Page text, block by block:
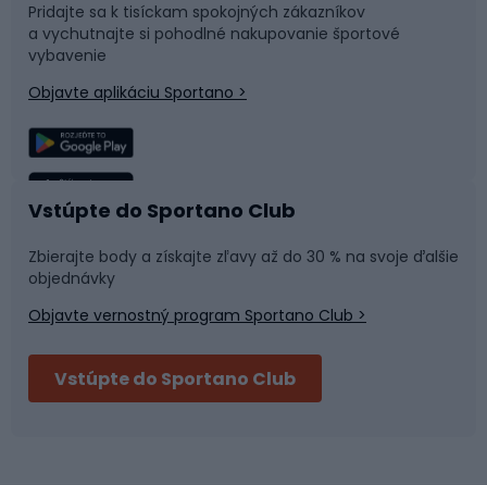
Časti bicyklov
Rybolov
Športová medicína
Bushcraft
Bikepacking
Snowboard
Plávanie
Tímové športy
Fitness a posilňovňa
Cyklistické prilby
Pridajte sa k tisíckam spokojných zákazníkov
a vychutnajte si pohodlné nakupovanie športové
vybavenie
Objavte aplikáciu Sportano >
Vstúpte do Sportano Club
Zbierajte body a získajte zľavy až do 30 % na svoje ďalšie
objednávky
Objavte vernostný program Sportano Club >
Vstúpte do Sportano Club